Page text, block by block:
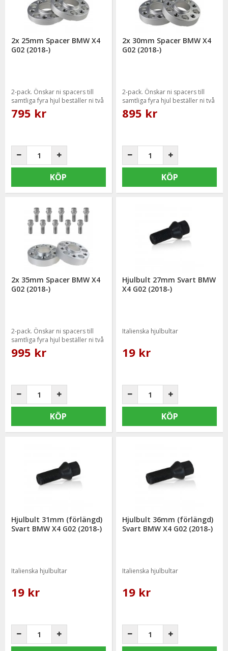
2x 25mm Spacer BMW X4
G02 (2018-)
2-pack. Önskar ni spacers till
samtliga fyra hjul beställer ni två
paket.
795 kr
KÖP
2x 30mm Spacer BMW X4
G02 (2018-)
2-pack. Önskar ni spacers till
samtliga fyra hjul beställer ni två
paket.
895 kr
KÖP
2x 35mm Spacer BMW X4
G02 (2018-)
2-pack. Önskar ni spacers till
samtliga fyra hjul beställer ni två
paket.
995 kr
KÖP
Hjulbult 27mm Svart BMW
X4 G02 (2018-)
Italienska hjulbultar
19 kr
KÖP
Hjulbult 31mm (förlängd)
Svart BMW X4 G02 (2018-)
Italienska hjulbultar
19 kr
Hjulbult 36mm (förlängd)
Svart BMW X4 G02 (2018-)
Italienska hjulbultar
19 kr